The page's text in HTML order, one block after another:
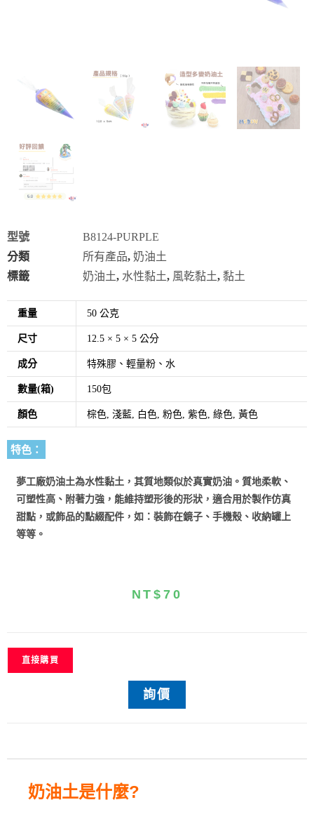
型號
B8124-PURPLE
分類
所有產品, 奶油土
標籤
奶油土, 水性黏土, 風乾黏土, 黏土
重量 50 公克
尺寸 12.5 × 5 × 5 公分
成分 特殊膠、輕量粉、水
數量(箱) 150包
顏色 棕色, 淺藍, 白色, 粉色, 紫色, 綠色, 黃色
特色：
夢工廠奶油土為水性黏土，其質地類似於真實奶油。質地柔軟、
可塑性高、附著力強，能維持塑形後的形狀，適合用於製作仿真
甜點，或飾品的點綴配件，如：裝飾在鏡子、手機殼、收納罐上
等等。
NT$ 70
直接購買
詢價
奶油土是什麼?